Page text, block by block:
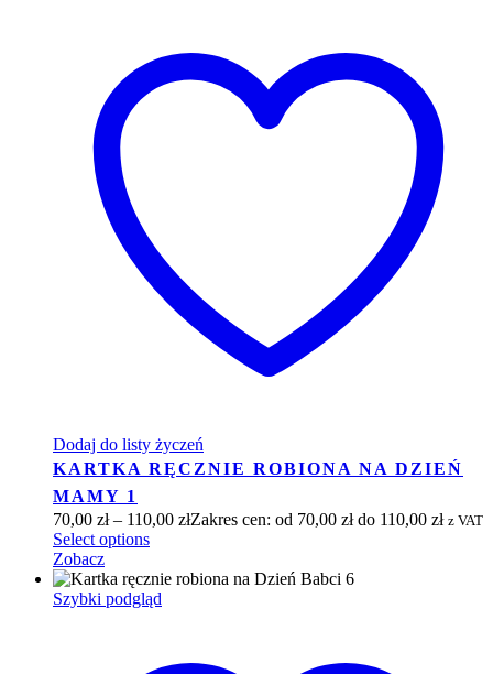
Dodaj do listy życzeń
KARTKA RĘCZNIE ROBIONA NA DZIEŃ
MAMY 1
70,00 zł – 110,00 złZakres cen: od 70,00 zł do 110,00 zł z VAT
Select options
Zobacz
Szybki podgląd